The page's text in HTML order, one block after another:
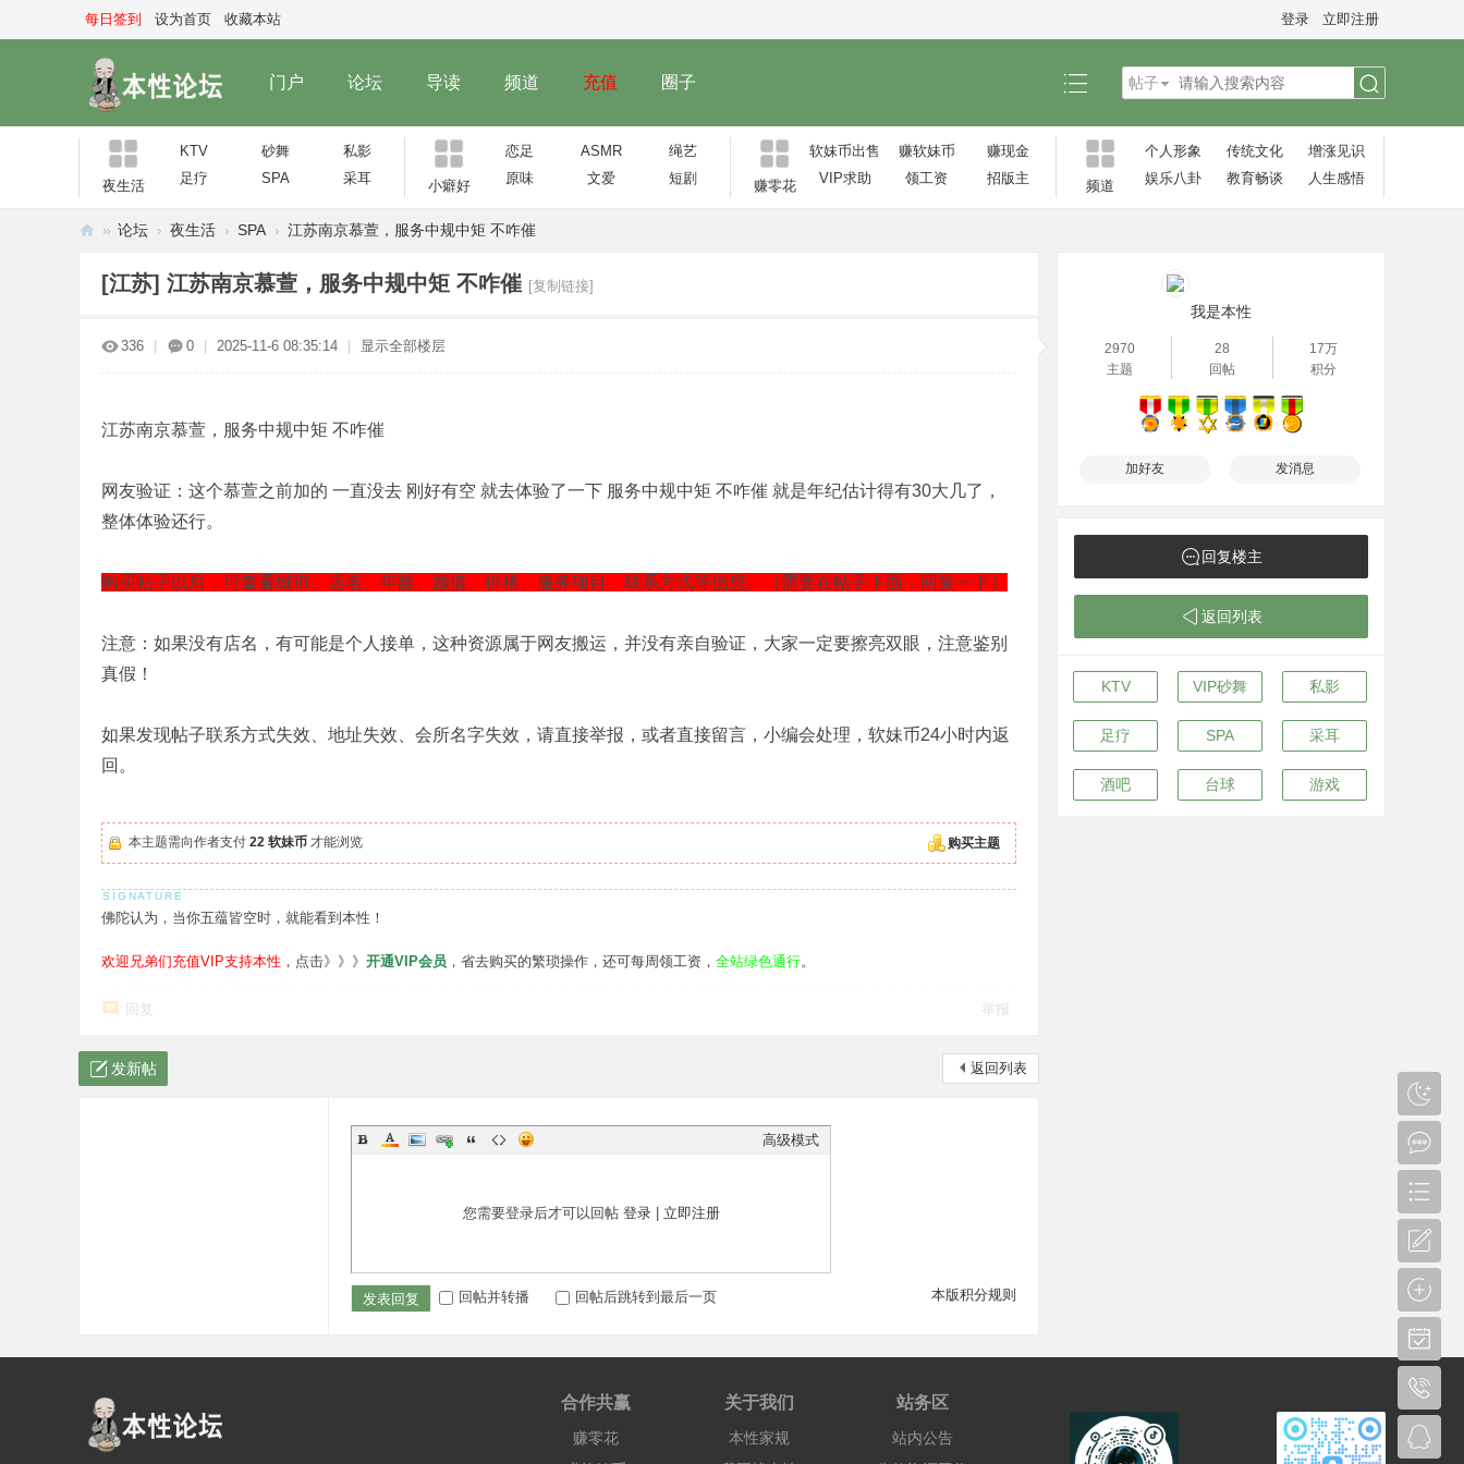
每日签到 设为首页 收藏本站 登录 立即注册
门户 论坛 导读 频道 充值 圈子 帖子
夜生活
KTV 砂舞
私影
足疗
SPA 采耳 小癖好
恋足 ASMR
绳艺
原味
文爱 短剧 赚零花
软妹币出售 赚软妹币
赚现金
VIP求助
领工资 招版主 频道
个人形象 传统文化
增涨见识‌
娱乐八卦
教育畅谈 人生感悟
» 论坛 › 夜生活 › SPA › 江苏南京慕萱，服务中规中矩 不咋催
[江苏] 江苏南京慕萱，服务中规中矩 不咋催 [复制链接]
336 0 2025-11-6 08:35:14 显示全部楼层
江苏南京慕萱，服务中规中矩 不咋催
网友验证：这个慕萱之前加的 一直没去 刚好有空 就去体验了一下 服务中规中矩 不咋催 就是年纪估计得有30大几了，
整体体验还行。
购买帖子以后，可查看城市、店名、年龄、颜值、价格、服务项目、联系方式等信息。（需要在帖子下面，回复一下）
注意：如果没有店名，有可能是个人接单，这种资源属于网友搬运，并没有亲自验证，大家一定要擦亮双眼，注意鉴别
真假！
如果发现帖子联系方式失效、地址失效、会所名字失效，请直接举报，或者直接留言，小编会处理，软妹币24小时内返
回。
购买主题
本主题需向作者支付 22 软妹币 才能浏览
佛陀认为，当你五蕴皆空时，就能看到本性！
欢迎兄弟们充值VIP支持本性 ，点击》》》 开通VIP会员 ，省去购买的繁琐操作，还可每周领工资， 全站绿色通行。
回复 举报
返回列表
发新帖
高级模式
您需要登录后才可以回帖 登录| 立即注册
本版积分规则
发表回复 回帖并转播 回帖后跳转到最后一页
我是本性
2970
主题
28
回帖
17万
积分
加好友 发消息
回复楼主
返回列表
KTV VIP砂舞 私影
足疗 SPA 采耳
酒吧 台球 游戏
合作共赢
赚零花
关于我们
本性家规
站务区
站内公告